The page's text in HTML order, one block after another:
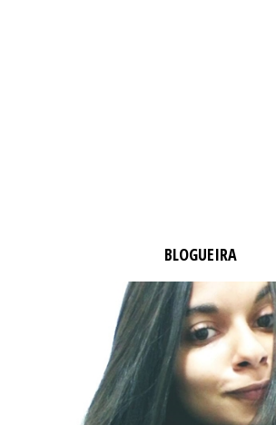
BLOGUEIRA